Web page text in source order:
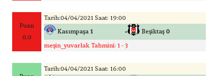
Puan
0.0
Tarih:04/04/2021 Saat: 19:00
Kasımpaşa 1 - Beşiktaş 0
meşin_yuvarlak Tahmini: 1 - 3
Tarih:04/04/2021 Saat: 16:00